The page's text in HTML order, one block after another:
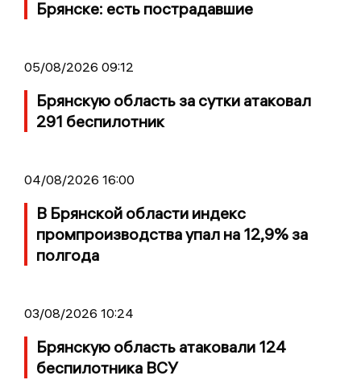
Брянске: есть пострадавшие
05/08/2026 09:12
Брянскую область за сутки атаковал
291 беспилотник
04/08/2026 16:00
В Брянской области индекс
промпроизводства упал на 12,9% за
полгода
03/08/2026 10:24
Брянскую область атаковали 124
беспилотника ВСУ